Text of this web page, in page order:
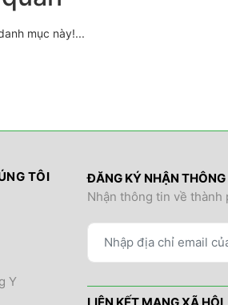
mục này!...
TÔI
Y
ĐĂNG KÝ NHẬN
Nhận thông tin về thành